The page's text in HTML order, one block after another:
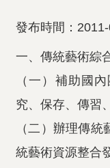
發布時間：
一、傳統藝術綜
（一）補助國
究、保存、傳習
（二）辦理傳
統藝術資源整合